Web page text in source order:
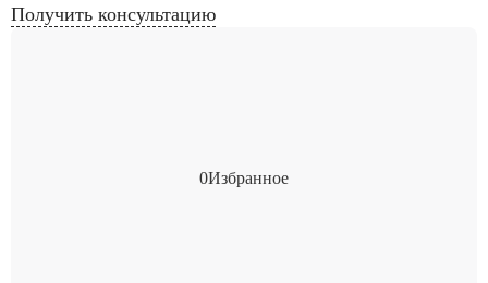
Получить консультацию
0Избранное